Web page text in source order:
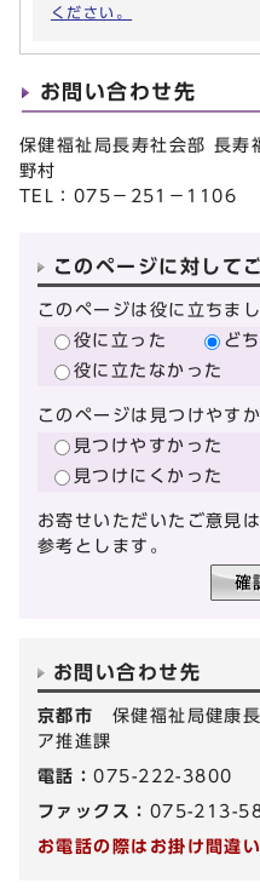
ください。
お問い合わせ先
保健福祉局長寿社会部 長
野村
TEL：075－251－1106
このページに対して
このページは役に立ちま
役に立った
ど
役に立たなかった
このページは見つけやす
見つけやすかった
見つけにくかった
お寄せいただいたご意見
参考とします。
お問い合わせ先
京都市 保健福祉局健康
ア推進課
電話：075-222-3800
ファックス： 075-213-
お電話の際はお掛け間違